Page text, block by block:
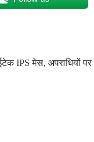
IPS मेस, अपराधियों